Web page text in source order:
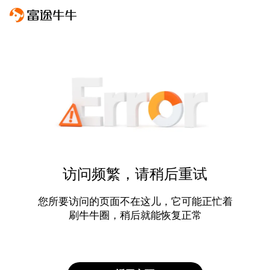
访问频繁，请稍后重试
您所要访问的页面不在这儿，它可能正忙着
刷牛牛圈，稍后就能恢复正常